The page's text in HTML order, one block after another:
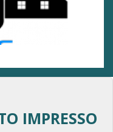
IMPRESSO